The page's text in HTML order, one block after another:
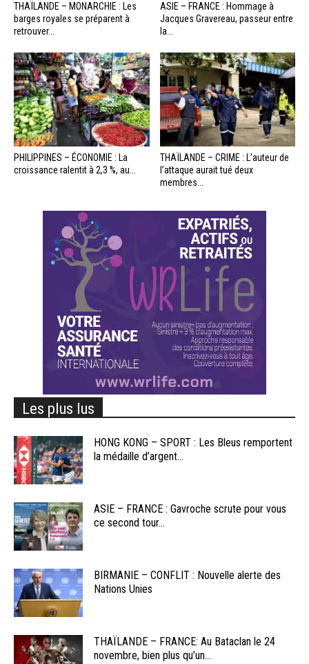
THAÏLANDE – MONARCHIE : Les
barges royales se préparent à
retrouver...
ASIE – FRANCE : Hommage à
Jacques Gravereau, passeur entre
la...
PHILIPPINES – ÉCONOMIE : La
croissance ralentit à 2,3 %, au...
THAÏLANDE – CRIME : L’auteur de
l’attaque aurait tué deux
membres...
Les plus lus
HONG KONG – SPORT : Les Bleus remportent
la médaille d’argent...
ASIE – FRANCE : Gavroche scrute pour vous
ce second tour...
BIRMANIE – CONFLIT : Nouvelle alerte des
Nations Unies
THAÏLANDE – FRANCE: Au Bataclan le 24
novembre, bien plus qu’un...